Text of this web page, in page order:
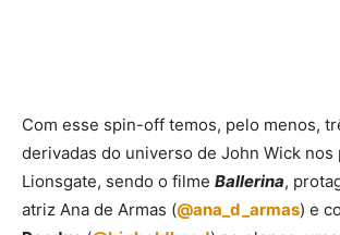
Com esse spin-off temos, pelo menos,
derivadas do universo de John Wick nos
Lionsgate, sendo o filme Ballerina,
atriz Ana de Armas (@ana_d_armas) e